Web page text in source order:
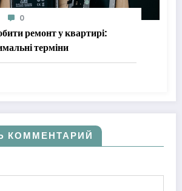
0
ремонт у квартирі:
терміни
КОММЕНТАРИЙ